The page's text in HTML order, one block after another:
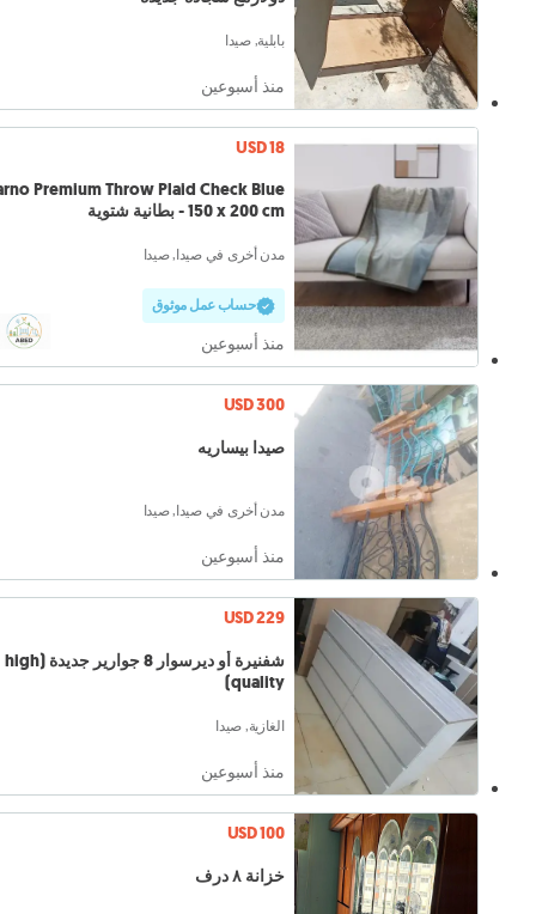
بابلية, صيدا
منذ أسبوعين
USD 18
Premium Throw Plaid Check Blue
150 x 200 cm - بطانية شتوية
مدن أخرى في صيدا, صيدا
حساب عمل موثوق
منذ أسبوعين
USD 300
صيدا بيساريه
مدن أخرى في صيدا, صيدا
منذ أسبوعين
USD 229
شفنيرة أو ديرسوار 8 جوارير جديدة (high
quality)
الغازية, صيدا
منذ أسبوعين
USD 100
خزانة ٨ درف